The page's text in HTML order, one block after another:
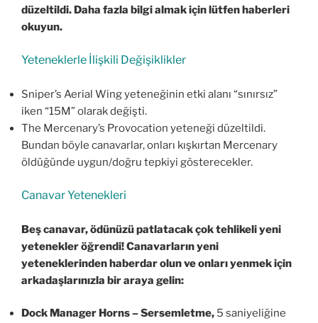
düzeltildi. Daha fazla bilgi almak için lütfen haberleri
okuyun.
Yeteneklerle İlişkili Değişiklikler
Sniper’s Aerial Wing yeteneğinin etki alanı “sınırsız”
iken “15M” olarak değişti.
The Mercenary’s Provocation yeteneği düzeltildi.
Bundan böyle canavarlar, onları kışkırtan Mercenary
öldüğünde uygun/doğru tepkiyi gösterecekler.
Canavar Yetenekleri
Beş canavar, ödünüzü patlatacak çok tehlikeli yeni
yetenekler öğrendi! Canavarların yeni
yeteneklerinden haberdar olun ve onları yenmek için
arkadaşlarınızla bir araya gelin:
Dock Manager Horns – Sersemletme, 5 saniyeliğine